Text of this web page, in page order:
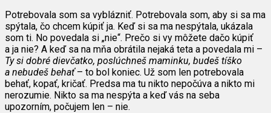
Potrebovala som sa vyblázniť. Potrebovala som, aby si sa ma
spýtala, čo chcem kúpiť ja. Keď si sa ma nespýtala, ukázala
som ti. No povedala si „nie“. Prečo si vy môžete dačo kúpiť
a ja nie? A keď sa na mňa obrátila nejaká teta a povedala mi –
Ty si dobré dievčatko, poslúchneš maminku, budeš tíško
a nebudeš behať– to bol koniec. Už som len potrebovala
behať, kopať, kričať. Predsa ma tu nikto nepočúva a nikto mi
nerozumie. Nikto sa ma nespýta a keď vás na seba
upozorním, počujem len – nie.